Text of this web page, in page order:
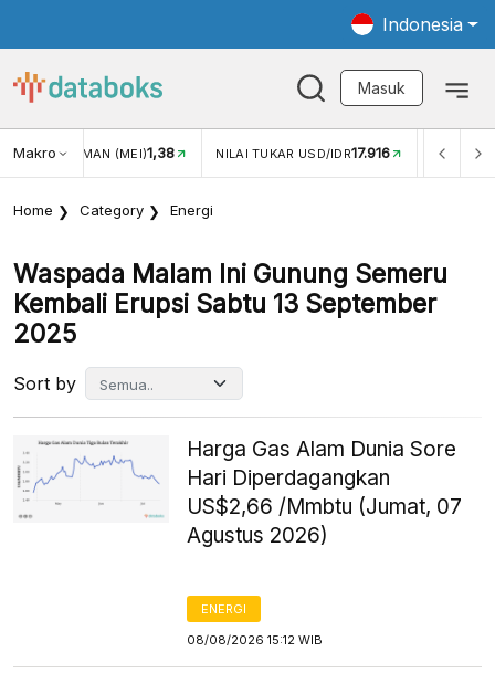
Indonesia
Masuk
MakroWISMAN (MEI)1,38 NILAI TUKAR USD/IDR17.916 INFLASI
Home Category Energi
Waspada Malam Ini Gunung Semeru
Kembali Erupsi Sabtu 13 September
2025
Sort by
Harga Gas Alam Dunia Sore
Hari Diperdagangkan
US$2,66 /Mmbtu (Jumat, 07
Agustus 2026)
ENERGI
08/08/2026 15:12 WIB